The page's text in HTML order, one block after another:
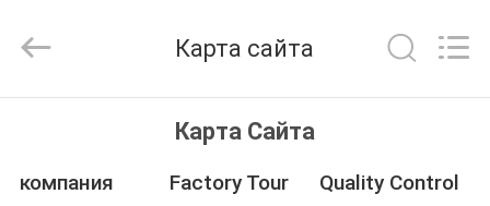
ПРОДУКТЫ
Reserved.
Карта сайта
Карта Сайта
компания Factory Tour
Quality Control